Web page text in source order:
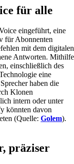
für alle
eingeführt, eine
für Abonnenten
mit dem digitalen
Antworten. Mithilfe
einschließlich des
eine
haben die
Klonen
intern oder unter
könnten davon
(Quelle: Golem).
präziser